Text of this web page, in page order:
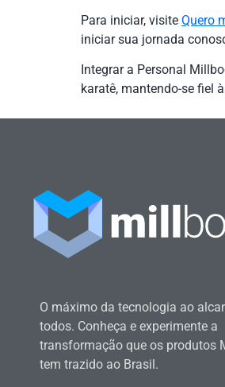
Para iniciar, visite Quero
iniciar sua jornada
Integrar a Personal
karatê, mantendo-se fiel
O máximo da tecnologia ao
todos. Conheça e experimente a
transformação que os produtos
tem trazido ao Brasil.